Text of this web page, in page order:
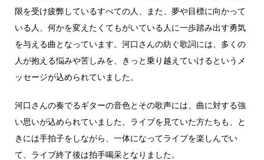
限を受け疲弊しているすべての人、また、夢や目標に向かって
いる人、何かを変えたくてもがいている人に一歩踏み出す勇気
を与える曲となっています。河口さんの紡ぐ歌詞には、多くの
人が抱える悩みや苦しみを、きっと乗り越えていけるというメ
ッセージが込められていました。
河口さんの奏でるギターの音色とその歌声には、曲に対する強
い思いが込められていました。ライブを見ていた方たちも、と
きには手拍子をしながら、一体になってライブを楽しんでい
て、ライブ終了後は拍手喝采となりました。